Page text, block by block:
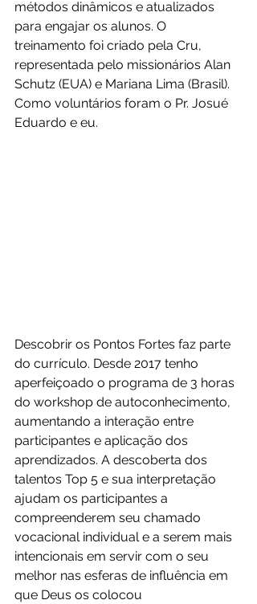
métodos dinâmicos e atualizados
para engajar os alunos. O
treinamento foi criado pela Cru,
representada pelo missionários Alan
Schutz (EUA) e Mariana Lima (Brasil).
Como voluntários foram o Pr. Josué
Eduardo e eu.
Descobrir os Pontos Fortes faz parte
do currículo. Desde 2017 tenho
aperfeiçoado o programa de 3 horas
do workshop de autoconhecimento,
aumentando a interação entre
participantes e aplicação dos
aprendizados. A descoberta dos
talentos Top 5 e sua interpretação
ajudam os participantes a
compreenderem seu chamado
vocacional individual e a serem mais
intencionais em servir com o seu
melhor nas esferas de influência em
que Deus os colocou